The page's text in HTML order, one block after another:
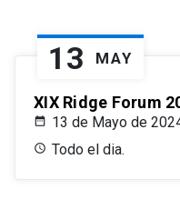
13 MAY
XIX Ridge Forum
13 de Mayo de
Todo el dia.